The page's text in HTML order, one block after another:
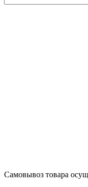
Самовывоз товара